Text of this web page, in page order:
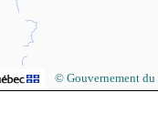
© Gouvernement du